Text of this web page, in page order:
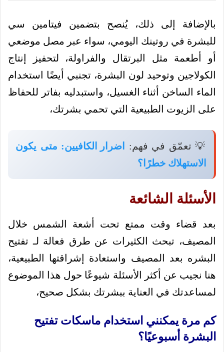
بالإضافة إلى ذلك، يُنصح بتضمين فيتامين سي
للبشرة في روتينك اليومي، سواء عبر مصل موضعي
أو أطعمة مثل البرتقال والفراولة، لتحفيز إنتاج
الكولاجين وتوحيد لون البشرة، تجنبي أيضًا استخدام
الماء الساخن أثناء الغسيل، واستبدليه بفاتر للحفاظ
على الزيوت الطبيعية التي تحمي بشرتك،
💡 تعمّق في فهم:
اضرار الكافيين: متى يكون
الاستهلاك خطرًا؟
الأسئلة الشائعة
بعد قضاء وقت ممتع تحت أشعة الشمس خلال
المصيف، تبحث الكثيرات عن طرق فعالة لـ تفتيح
البشره بعد المصيف واستعادة إشراقتها الطبيعية،
هنا نجيب عن أكثر الأسئلة شيوعًا حول هذا الموضوع
لمساعدتك في العناية ببشرتك بشكل صحيح،
كم مرة يمكنني استخدام ماسكات تفتيح
البشرة أسبوعيًا؟